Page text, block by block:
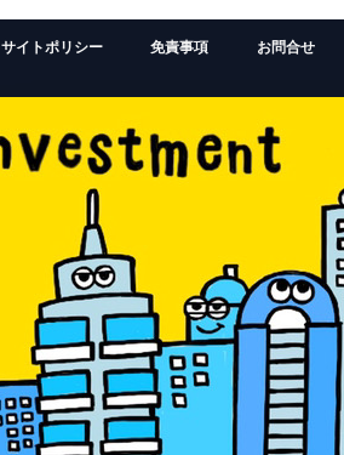
サイトポリシー 免責事項 お問合せ